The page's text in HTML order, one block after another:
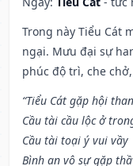
Trong này Tiểu Cát
ngại. Mưu đại sự
phúc độ trì, che
“Tiểu Cát gặp hội
Cầu tài cầu lộc ở
Cầu tài toại ý vui vầy
Bình an vô sự gặp